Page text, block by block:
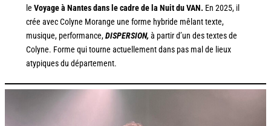
le Voyage à Nantes dans le cadre de la Nuit du VAN. En 2025, il
crée avec Colyne Morange une forme hybride mêlant texte,
musique, performance,DISPERSION, à partir d’un des textes de
Colyne. Forme qui tourne actuellement dans pas mal de lieux
atypiques du département.